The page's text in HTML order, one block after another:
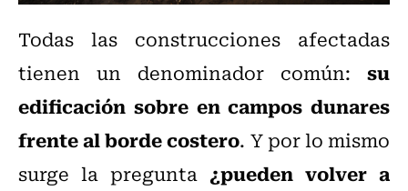
Todas las construcciones afectadas
tienen un denominador común: su
edificación sobre en campos dunares
frente al borde costero. Y por lo mismo
surge la pregunta ¿pueden volver a